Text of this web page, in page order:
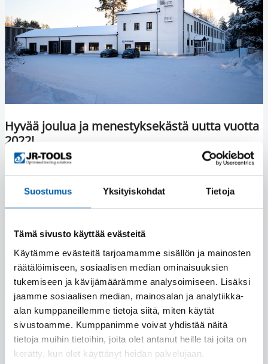
Suostumus Yksityiskohdat Tietoja
Tämä sivusto käyttää evästeitä
Käytämme evästeitä tarjoamamme sisällön ja mainosten
räätälöimiseen, sosiaalisen median ominaisuuksien
tukemiseen ja kävijämäärämme analysoimiseen. Lisäksi
jaamme sosiaalisen median, mainosalan ja analytiikka-
alan kumppaneillemme tietoja siitä, miten käytät
sivustoamme. Kumppanimme voivat yhdistää näitä
tietoja muihin tietoihin, joita olet antanut heille tai joita on
kerätty, kun olet käyttänyt heidän palvelujaan.
Hyvää joulua ja menestyksekästä uutta vuotta
2022!
Toivotamme kaikille hyvää joulua ja menestyksekästä
uutta vuotta 2022!
Lue lisää